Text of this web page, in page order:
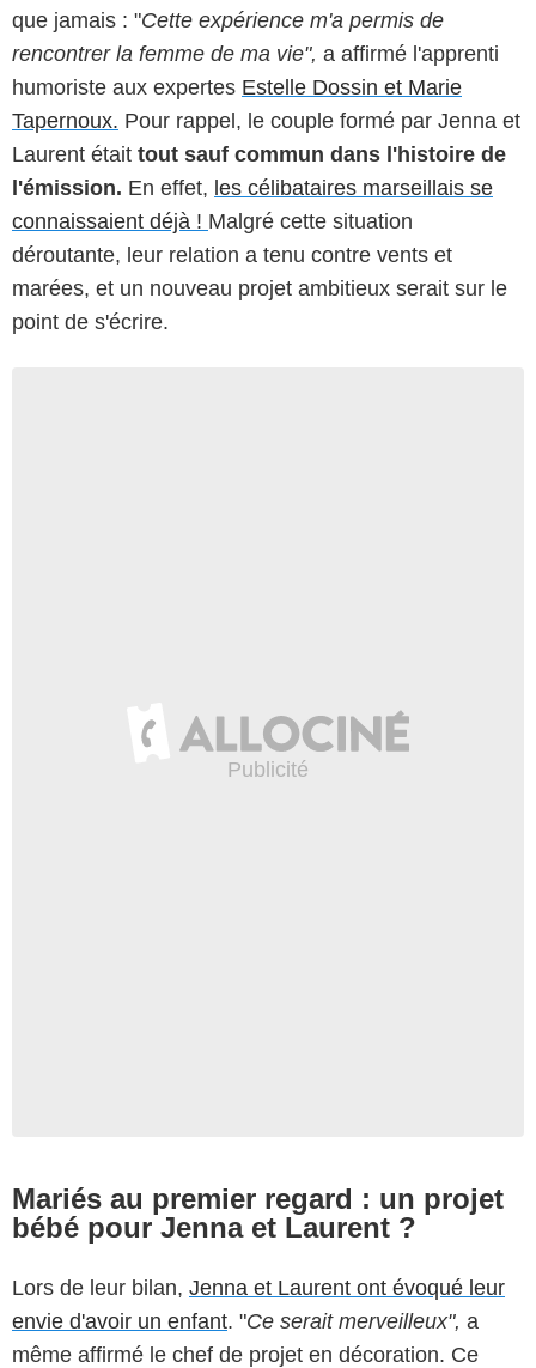
que jamais : "Cette expérience m'a permis de
rencontrer la femme de ma vie", a affirmé l'apprenti
humoriste aux expertes Estelle Dossin et Marie
Tapernoux. Pour rappel, le couple formé par Jenna et
Laurent était tout sauf commun dans l'histoire de
l'émission. En effet, les célibataires marseillais se
connaissaient déjà ! Malgré cette situation
déroutante, leur relation a tenu contre vents et
marées, et un nouveau projet ambitieux serait sur le
point de s'écrire.
Mariés au premier regard : un projet
bébé pour Jenna et Laurent ?
Lors de leur bilan, Jenna et Laurent ont évoqué leur
envie d'avoir un enfant. "Ce serait merveilleux", a
même affirmé le chef de projet en décoration. Ce